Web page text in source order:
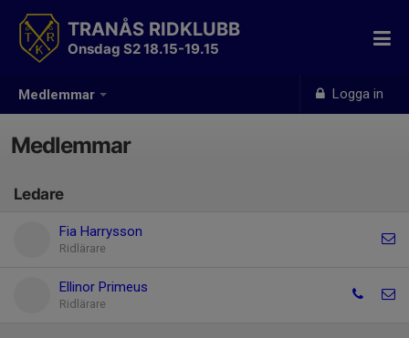
Medlemmar Logga in
TRANÅS RIDKLUBB
Onsdag S2 18.15-19.15
Medlemmar
Ledare
Fia Harrysson
Ridlärare
Ellinor Primeus
Ridlärare